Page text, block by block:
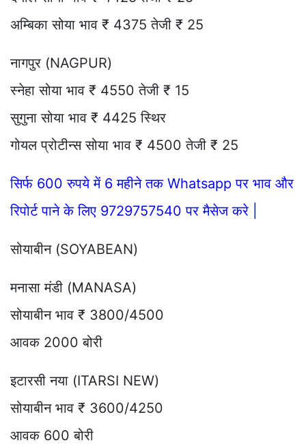
अम्बिका सोया भाव ₹ 4375 तेजी ₹ 25
नागपुर (NAGPUR)
स्नेहा सोया भाव ₹ 4550 तेजी ₹ 15
सुगुना सोया भाव ₹ 4425 स्थिर
गोयल प्रोटीन्स सोया भाव ₹ 4500 तेजी ₹ 25
सिर्फ 600 रुपये में 6 महीने तक Whatsapp पर भाव और
रिपोर्ट पाने के लिए 9729757540 पर मैसेज करे |
सोयाबीन (SOYABEAN)
मनासा मंडी (MANASA)
सोयाबीन भाव ₹ 3800/4500
आवक 2000 बोरी
इटारसी नया (ITARSI NEW)
सोयाबीन भाव ₹ 3600/4250
आवक 600 बोरी